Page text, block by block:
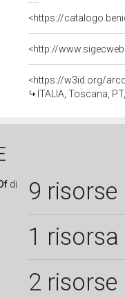
<https://
<http://
<https://w3id.org/
ITALIA, Toscana,
di 9 risorse
1 risorsa
2 risorse